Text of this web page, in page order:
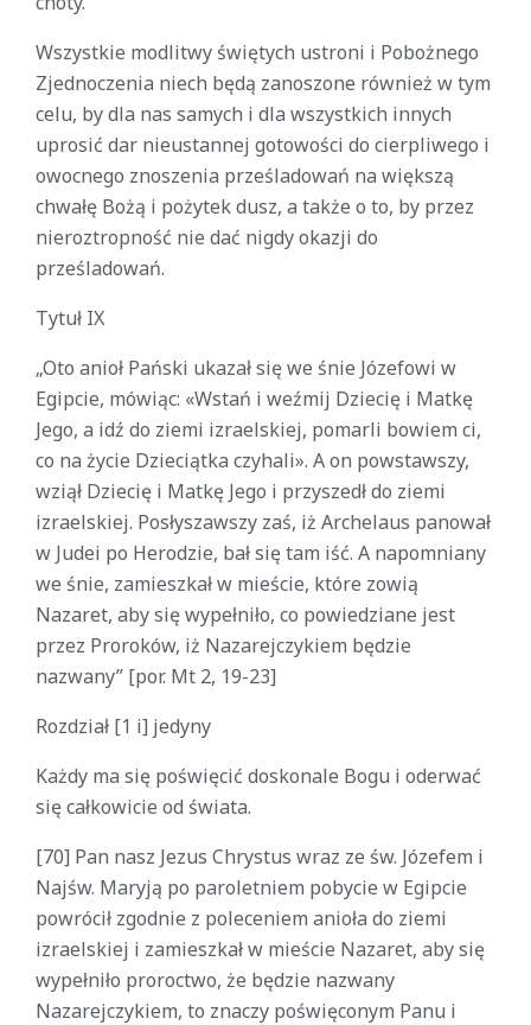
Wszystkie modlitwy świętych ustroni i Pobożnego
Zjednoczenia niech będą zanoszone również w tym
celu, by dla nas samych i dla wszystkich innych
uprosić dar nieustannej gotowości do cierpliwego i
owocnego znoszenia prześladowań na większą
chwałę Bożą i pożytek dusz, a także o to, by przez
nieroztropność nie dać nigdy okazji do
prześladowań.
Tytuł IX
„Oto anioł Pański ukazał się we śnie Józefowi w
Egipcie, mówiąc: «Wstań i weźmij Dziecię i Matkę
Jego, a idź do ziemi izraelskiej, pomarli bowiem ci,
co na życie Dzieciątka czyhali». A on powstawszy,
wziął Dziecię i Matkę Jego i przyszedł do ziemi
izraelskiej. Posłyszawszy zaś, iż Archelaus panował
w Judei po Herodzie, bał się tam iść. A napomniany
we śnie, zamieszkał w mieście, które zowią
Nazaret, aby się wypełniło, co powiedziane jest
przez Proroków, iż Nazarejczykiem będzie
nazwany” [por. Mt 2, 19-23]
Rozdział [1 i] jedyny
Każdy ma się poświęcić doskonale Bogu i oderwać
się całkowicie od świata.
[70] Pan nasz Jezus Chrystus wraz ze św. Józefem i
Najśw. Maryją po paroletniem pobycie w Egipcie
powrócił zgodnie z poleceniem anioła do ziemi
izraelskiej i zamieszkał w mieście Nazaret, aby się
wypełniło proroctwo, że będzie nazwany
Nazarejczykiem, to znaczy poświęconym Panu i